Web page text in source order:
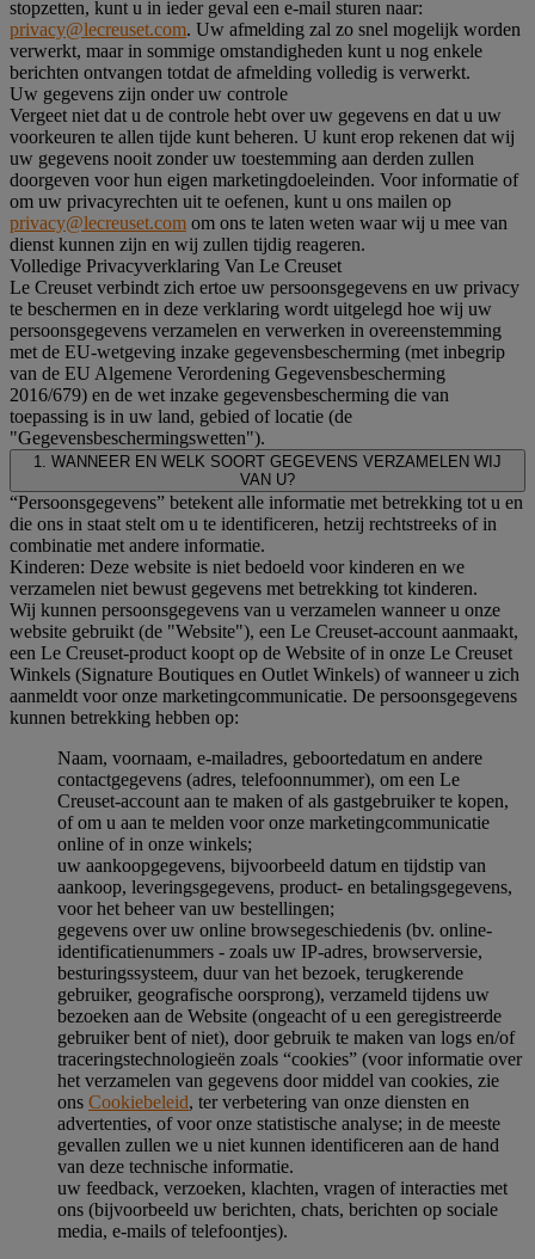
stopzetten, kunt u in ieder geval een e-mail sturen naar:
privacy@lecreuset.com. Uw afmelding zal zo snel mogelijk worden
verwerkt, maar in sommige omstandigheden kunt u nog enkele
berichten ontvangen totdat de afmelding volledig is verwerkt.
Uw gegevens zijn onder uw controle
Vergeet niet dat u de controle hebt over uw gegevens en dat u uw
voorkeuren te allen tijde kunt beheren. U kunt erop rekenen dat wij
uw gegevens nooit zonder uw toestemming aan derden zullen
doorgeven voor hun eigen marketingdoeleinden. Voor informatie of
om uw privacyrechten uit te oefenen, kunt u ons mailen op
privacy@lecreuset.com om ons te laten weten waar wij u mee van
dienst kunnen zijn en wij zullen tijdig reageren.
Volledige Privacyverklaring Van Le Creuset
Le Creuset verbindt zich ertoe uw persoonsgegevens en uw privacy
te beschermen en in deze verklaring wordt uitgelegd hoe wij uw
persoonsgegevens verzamelen en verwerken in overeenstemming
met de EU-wetgeving inzake gegevensbescherming (met inbegrip
van de EU Algemene Verordening Gegevensbescherming
2016/679) en de wet inzake gegevensbescherming die van
toepassing is in uw land, gebied of locatie (de
"Gegevensbeschermingswetten").
1. WANNEER EN WELK SOORT GEGEVENS VERZAMELEN WIJ
VAN U?
“Persoonsgegevens” betekent alle informatie met betrekking tot u en
die ons in staat stelt om u te identificeren, hetzij rechtstreeks of in
combinatie met andere informatie.
Kinderen: Deze website is niet bedoeld voor kinderen en we
verzamelen niet bewust gegevens met betrekking tot kinderen.
Wij kunnen persoonsgegevens van u verzamelen wanneer u onze
website gebruikt (de "Website"), een Le Creuset-account aanmaakt,
een Le Creuset-product koopt op de Website of in onze Le Creuset
Winkels (Signature Boutiques en Outlet Winkels) of wanneer u zich
aanmeldt voor onze marketingcommunicatie. De persoonsgegevens
kunnen betrekking hebben op:
Naam, voornaam, e-mailadres, geboortedatum en andere
contactgegevens (adres, telefoonnummer), om een Le
Creuset-account aan te maken of als gastgebruiker te kopen,
of om u aan te melden voor onze marketingcommunicatie
online of in onze winkels;
uw aankoopgegevens, bijvoorbeeld datum en tijdstip van
aankoop, leveringsgegevens, product- en betalingsgegevens,
voor het beheer van uw bestellingen;
gegevens over uw online browsegeschiedenis (bv. online-
identificatienummers - zoals uw IP-adres, browserversie,
besturingssysteem, duur van het bezoek, terugkerende
gebruiker, geografische oorsprong), verzameld tijdens uw
bezoeken aan de Website (ongeacht of u een geregistreerde
gebruiker bent of niet), door gebruik te maken van logs en/of
traceringstechnologieën zoals “cookies” (voor informatie over
het verzamelen van gegevens door middel van cookies, zie
ons Cookiebeleid, ter verbetering van onze diensten en
advertenties, of voor onze statistische analyse; in de meeste
gevallen zullen we u niet kunnen identificeren aan de hand
van deze technische informatie.
uw feedback, verzoeken, klachten, vragen of interacties met
ons (bijvoorbeeld uw berichten, chats, berichten op sociale
media, e-mails of telefoontjes).